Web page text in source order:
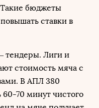
Такие бюджеты
ставки в
тендеры. Лиги и
стоимость мяча с
В АПЛ 380
60-70 минут чистого